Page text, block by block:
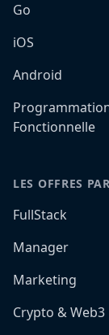
Go
iOS
Android
Fonctionnelle
LES OFFRES
FullStack
Manager
Marketing
Crypto & Web3